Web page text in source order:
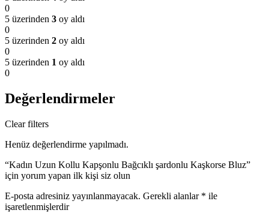
0
5 üzerinden 3 oy aldı
0
5 üzerinden 2 oy aldı
0
5 üzerinden 1 oy aldı
0
Değerlendirmeler
Clear filters
Henüz değerlendirme yapılmadı.
“Kadın Uzun Kollu Kapşonlu Bağcıklı şardonlu Kaşkorse Bluz”
için yorum yapan ilk kişi siz olun
E-posta adresiniz yayınlanmayacak. Gerekli alanlar * ile
işaretlenmişlerdir